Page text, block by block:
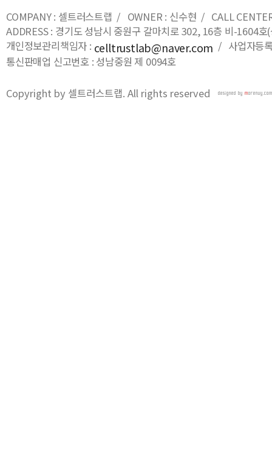
COMPANY : 셀트러스트랩 / OWNER : 신수현 / CALL
ADDRESS : 경기도 성남시 중원구 갈마치로 302, 16층 비-1604
개인정보관리책임자 : celltrustlab@naver.com / 사업자등
통신판매업 신고번호 : 성남중원 제 0094호
Copyright by 셀트러스트랩. All rights reserved